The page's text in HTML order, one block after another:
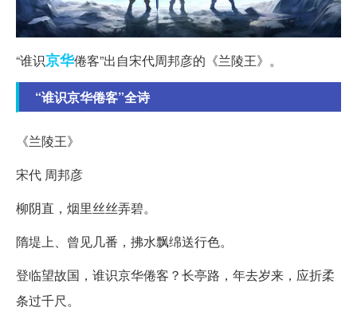
“谁识京华倦客”出自宋代周邦彦的《兰陵王》。
“谁识京华倦客”全诗
《兰陵王》
宋代 周邦彦
柳阴直，烟里丝丝弄碧。
隋堤上、曾见几番，拂水飘绵送行色。
登临望故国，谁识京华倦客？长亭路，年去岁来，应折柔
条过千尺。